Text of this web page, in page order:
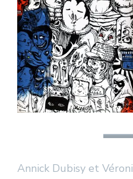
Annick Dubisy et